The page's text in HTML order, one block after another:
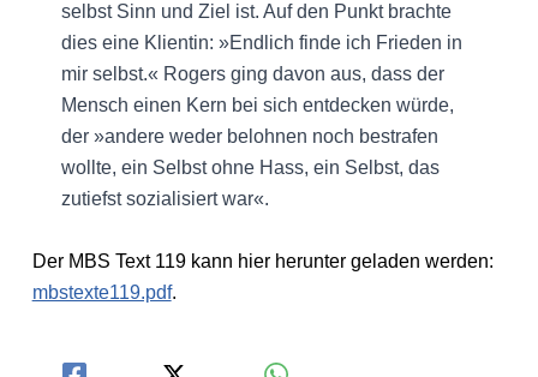
selbst Sinn und Ziel ist. Auf den Punkt brachte
dies eine Klientin: »Endlich finde ich Frieden in
mir selbst.« Rogers ging davon aus, dass der
Mensch einen Kern bei sich entdecken würde,
der »andere weder belohnen noch bestrafen
wollte, ein Selbst ohne Hass, ein Selbst, das
zutiefst sozialisiert war«.
Der MBS Text 119 kann hier herunter geladen werden:
mbstexte119.pdf.